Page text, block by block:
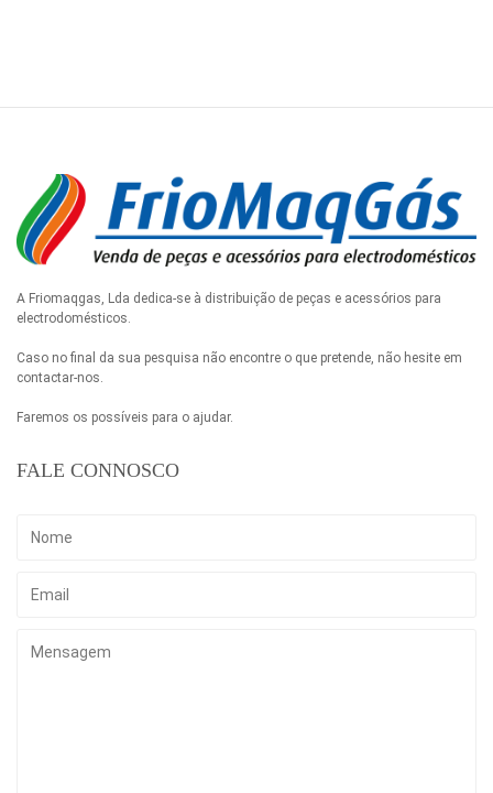
A Friomaqgas, Lda dedica-se à distribuição de peças e acessórios para
electrodomésticos.
Caso no final da sua pesquisa não encontre o que pretende, não hesite em
contactar-nos.
Faremos os possíveis para o ajudar.
FALE CONNOSCO